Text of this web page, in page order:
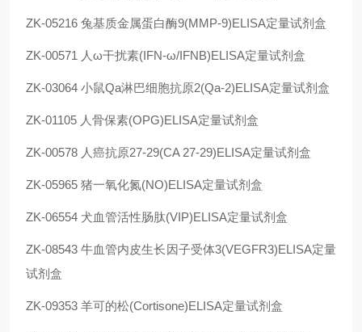
ZK-05216 兔基质金属蛋白酶9(MMP-9)ELISA定量试剂盒
ZK-00571 人ω干扰素(IFN-ω/IFNB)ELISA定量试剂盒
ZK-03064 小鼠Qa淋巴细胞抗原2(Qa-2)ELISA定量试剂盒
ZK-01105 人骨保素(OPG)ELISA定量试剂盒
ZK-00578 人癌抗原27-29(CA 27-29)ELISA定量试剂盒
ZK-05965 猪一氧化氮(NO)ELISA定量试剂盒
ZK-06554 犬血管活性肠肽(VIP)ELISA定量试剂盒
ZK-08543 牛血管内皮生长因子受体3(VEGFR3)ELISA定量
试剂盒
ZK-09353 羊可的松(Cortisone)ELISA定量试剂盒